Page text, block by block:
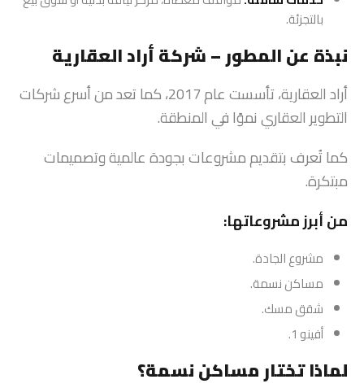
بالتجزئة.
نبذة عن المطور – شركة أراد العقارية
أراد العقارية، تأسست عام 2017، كما تعد من أسرع شركات
التطوير العقاري نموًا في المنطقة.
كما تُعرف بتقديم مشروعات بجودة عالمية وتصميمات
مبتكرة.
من أبرز مشروعاتها:
مشروع الجادة.
مساكن نسمة.
شقق مسك.
أفينو 1.
لماذا تختار مساكن نسمة؟